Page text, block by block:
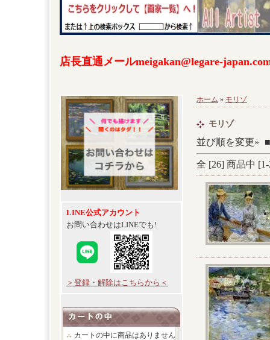
店長直通メールmeigakan@legare-
LINE公式アカウント
お問い合わせはLINEでも!
＞登録・解除はこちらから＜
カートの中に商品はありません
ホーム » モリゾ
モリゾ
並び順を変更» ■
全 [26] 商品中 [1-